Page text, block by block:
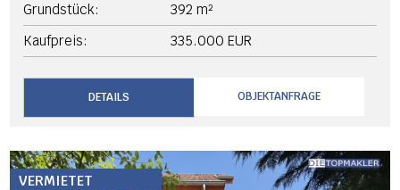
Grundstück:
392 m²
Kaufpreis:
335.000 EUR
DETAILS OBJEKTANFRAGE
VERMIETET